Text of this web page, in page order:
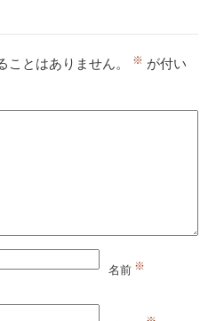
とはありません。 ※ が付い
名前 ※